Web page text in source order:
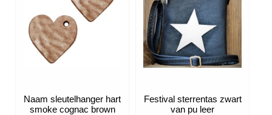
Naam sleutelhanger hart
smoke cognac brown
Festival sterrentas zwart
van pu leer